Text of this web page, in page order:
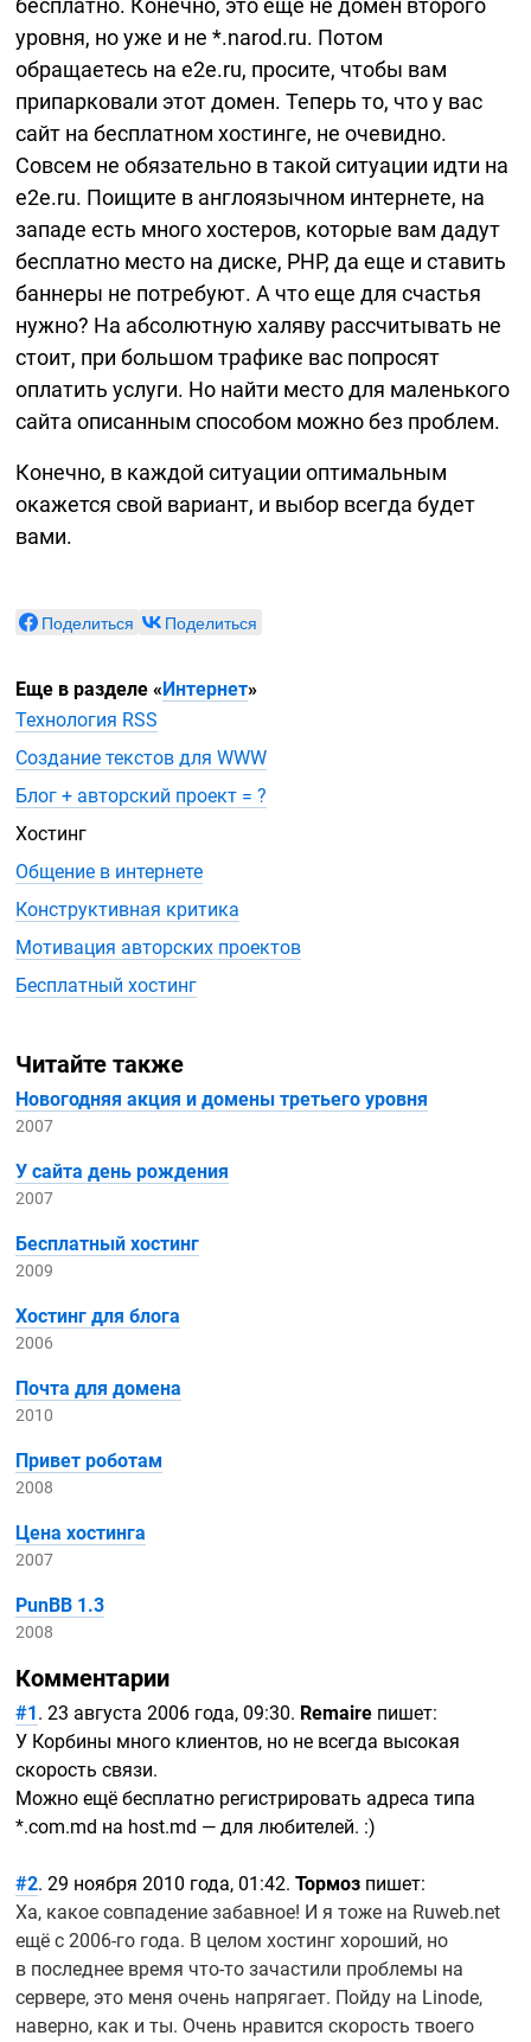
бесплатно. Конечно, это еще не домен второго
уровня, но уже и не *.narod.ru. Потом
обращаетесь на e2e.ru, просите, чтобы вам
припарковали этот домен. Теперь то, что у вас
сайт на бесплатном хостинге, не очевидно.
Совсем не обязательно в такой ситуации идти на
e2e.ru. Поищите в англоязычном интернете, на
западе есть много хостеров, которые вам дадут
бесплатно место на диске, PHP, да еще и ставить
баннеры не потребуют. А что еще для счастья
нужно? На абсолютную халяву рассчитывать не
стоит, при большом трафике вас попросят
оплатить услуги. Но найти место для маленького
сайта описанным способом можно без проблем.
Конечно, в каждой ситуации оптимальным
окажется свой вариант, и выбор всегда будет
вами.
Поделиться Поделиться
Еще в разделе« Интернет»
Технология RSS
Создание текстов для WWW
Блог + авторский проект = ?
Хостинг
Общение в интернете
Конструктивная критика
Мотивация авторских проектов
Бесплатный хостинг
Читайте также
Новогодняя акция и домены третьего уровня
2007
У сайта день рождения
2007
Бесплатный хостинг
2009
Хостинг для блога
2006
Почта для домена
2010
Привет роботам
2008
Цена хостинга
2007
PunBB 1.3
2008
Комментарии
#1 . 23 августа 2006 года, 09:30. Remaire пишет:
У Корбины много клиентов, но не всегда высокая
скорость связи.
Можно ещё бесплатно регистрировать адреса типа
*.com.md на host.md — для любителей. :)
#2. 29 ноября 2010 года, 01:42.Тормоз пишет:
Ха, какое совпадение забавное! И я тоже на Ruweb.net
ещё с2006-го года. В целом хостинг хороший, но
в последнее времячто-то зачастили проблемы на
сервере, это меня очень напрягает. Пойду на Linode,
наверно, как и ты. Очень нравится скорость твоего